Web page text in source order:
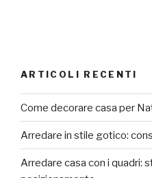
ARTICOLI RECENTI
Come decorare casa per
Arredare in stile gotico:
Arredare casa con i quadri: